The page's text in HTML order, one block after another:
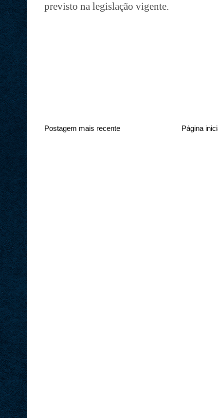
previsto na legislação vigente.
Postagem mais recente Página